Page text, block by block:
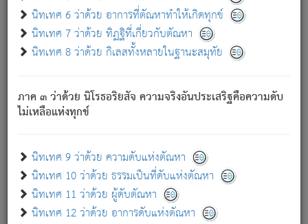
นิทเทศ 6 ว่าด้วย อาการที่ตัณหาทำให้เกิดทุกข์
นิทเทศ 7 ว่าด้วย ทิฏฐิที่เกี่ยวกับตัณหา
นิทเทศ 8 ว่าด้วย กิเลสทั้งหลายในฐานะสมุทัย
ภาค ๓ ว่าด้วย นิโรธอริยสัจ ความจริงอันประเสริฐคือความดับ
ไม่เหลือแห่งทุกข์
นิทเทศ 9 ว่าด้วย ความดับแห่งตัณหา
นิทเทศ 10 ว่าด้วย ธรรมเป็นที่ดับแห่งตัณหา
นิทเทศ 11 ว่าด้วย ผู้ดับตัณหา
นิทเทศ 12 ว่าด้วย อาการดับแห่งตัณหา
ความดับเพราะความสำรอกไม่เหลือ (แห่งภพทั้งหลาย)
เพราะความสิ้นไปแห่งตัณหาโดยประการทั้งปวง นั้นคือ
นิพพาน.
ภพใหม่ย่อมไม่มีแก่ภิกษุนั้น ผู้ดับเย็นสนิทแล้ว เพราะไม่มี
ภิกษุนั้น เป็นผู้ครอบงำมารได้แล้ว ชนะสงครามแล้ว ก้าวล่วง
ภพทั้งหลายทั้งปวงได้แล้ว เป็นผู้คงที่ (คือไม่เปลี่ยนแปลงอีกต่อ
- อุ.ขุ. ๒๕/๑๒๑/๘๔.
(ข้อความนี้ เป็นพระพุทธอุทานที่ทรงเปล่งออก ที่โคนต้นโพธิ์
เป็นที่ตรัสรู้ เมื่อตรัสรู้แล้วได้ 7 วัน)